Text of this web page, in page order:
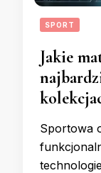
SPORT
Jakie
Sportowa